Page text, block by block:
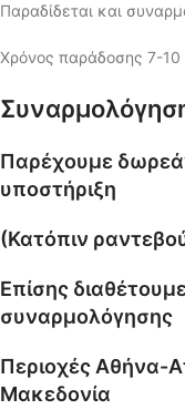
Παραδίδεται και
Χρόνος παράδοσης 7-10
Παρέχουμε
υποστήριξη
(Κατόπιν
Επίσης
συναρμολόγησης
Περιοχές Αθήνα-
Μακεδονία